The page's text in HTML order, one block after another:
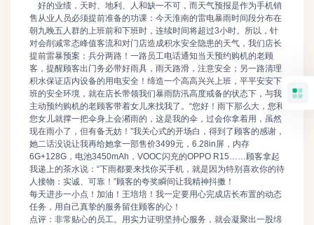
好的业绩，天时、地利、人和缺一不可，而天气预报是作为手机销
售从业人员必须提前准备的功课：今天淮南的雷电暴雨时间段分布在
朝九晚五人群的上班前和下班时，连续时间将超过3小时。所以，针
对会削减常态峰值客流和对门店造成积水安全隐患的天气，我们店长
提前雷暴预案：兵分两路！一路员工电话通知当天预约购机的老顾
客，提醒顾客出门务必带好雨具，雨天路滑，注意安全；另一路清理
积水保证店内设备的用电安全！缔造一个高高兴兴上班，平平安安下
班的安全环境，就在店长带领我们暴雨防汛高度戒备的状态下，与我
主动预约购机的老顾客带着女儿来找我了。“您好！雨下那么大，您和
您女儿就撑一把伞身上会潲雨的，这是我的伞，过会你拿着用，虽然
现在雨小了，但有备无妨！”我关心式的开场白，得到了顾客的感谢，
她二话没说让我再给她拿一部售价3499元，6.28in屏，内存
6G+128G，电池3450mAh，VOOC闪充的OPPO R15……顾客拿起
我递上的茶水说：“下雨都要来找你买手机，就是因为特别喜欢你的待
人接物：实诚、可靠！”顾客的夸奖瞬间让我精神抖擞！
每天进步一小点！加油！王培培！我一定要用心完成店长布置的动态
任务，用自己真挚的服务留住顾客的心！
点评：非常贴心的员工。用实力证明坚持心服务，就会凝聚出一股绵